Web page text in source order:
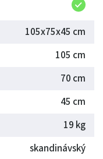
LIMAv nabídce
105x75x45 cm
105 cm
70 cm
45 cm
19 kg
skandinávský